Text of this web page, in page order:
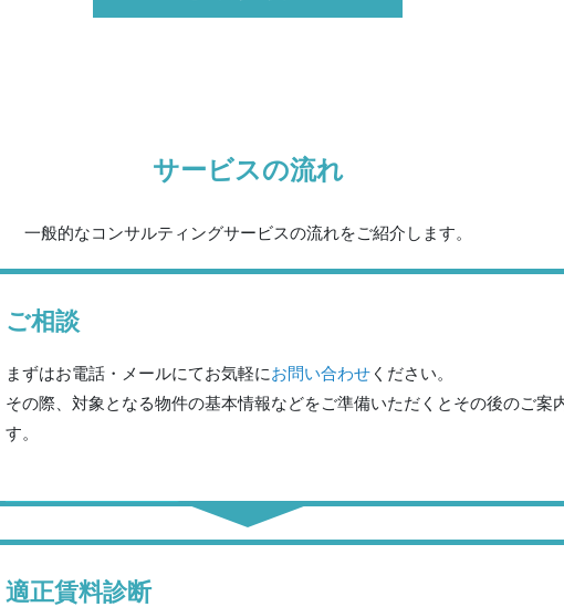
サービスの流れ
一般的なコンサルティングサービスの流れをご紹介します。
ご相談
まずはお電話・メールにてお気軽にお問い合わせ ください。
その際、対象となる物件の基本情報などをご準備いただくとその後のご案
す。
適正賃料診断